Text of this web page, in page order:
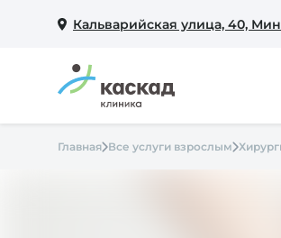
Кальварийская улица, 40,
Главная Все услуги взрослым